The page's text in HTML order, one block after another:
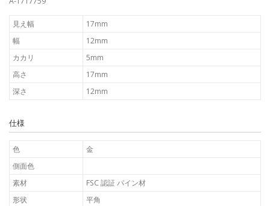
見え幅
17mm
幅
12mm
カカリ
5mm
高さ
17mm
深さ
12mm
仕様
色
金
側面色
素材
FSC 認証 パイン材
形状
平角